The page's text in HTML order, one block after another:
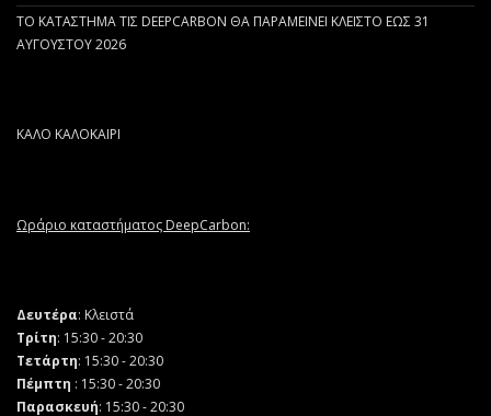
ΤΟ ΚΑΤΑΣΤΗΜΑ ΤΙΣ DEEPCARBON ΘΑ ΠΑΡΑΜΕΙΝΕΙ ΚΛΕΙΣΤΟ ΕΩΣ 31
ΑΥΓΟΥΣΤΟΥ 2026
ΚΑΛΟ ΚΑΛΟΚΑΙΡΙ
Ωράριο καταστήματος DeepCarbon:
Δευτέρα: Κλειστά
Τρίτη: 15:30 - 20:30
Τετάρτη: 15:30 - 20:30
Πέμπτη : 15:30 - 20:30
Παρασκευή: 15:30 - 20:30